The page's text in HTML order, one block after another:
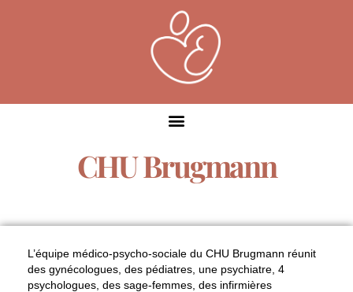
CHU Brugmann
L’équipe médico-psycho-sociale du CHU Brugmann réunit
des gynécologues, des pédiatres, une psychiatre, 4
psychologues, des sage-femmes, des infirmières